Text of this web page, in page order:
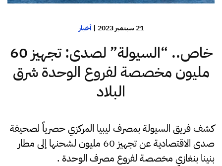
21 سبتمبر 2023 |أخبار
خاص.. “السيولة” لصدى: تجهيز 60
مليون مخصصة لفروع الوحدة شرق
البلاد
كشف فريق السيولة بمصرف ليبيا المركزي حصرياً لصحيفة
صدى الاقتصادية عن تجهيز 60 مليون لشحنها إلى مطار
بنينا بنغازي مخصصة لفروع مصرف الوحدة .